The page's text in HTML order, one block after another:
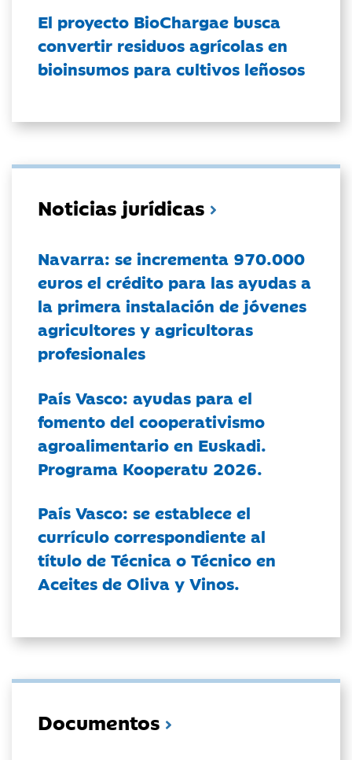
El proyecto BioChargae busca
convertir residuos agrícolas en
bioinsumos para cultivos leñosos
Noticias jurídicas
Navarra: se incrementa 970.000
euros el crédito para las ayudas a
la primera instalación de jóvenes
agricultores y agricultoras
profesionales
País Vasco: ayudas para el
fomento del cooperativismo
agroalimentario en Euskadi.
Programa Kooperatu 2026.
País Vasco: se establece el
currículo correspondiente al
título de Técnica o Técnico en
Aceites de Oliva y Vinos.
Documentos